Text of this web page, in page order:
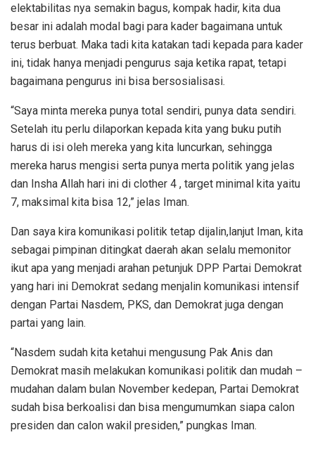
elektabilitas nya semakin bagus, kompak hadir, kita dua
besar ini adalah modal bagi para kader bagaimana untuk
terus berbuat. Maka tadi kita katakan tadi kepada para kader
ini, tidak hanya menjadi pengurus saja ketika rapat, tetapi
bagaimana pengurus ini bisa bersosialisasi.
“Saya minta mereka punya total sendiri, punya data sendiri.
Setelah itu perlu dilaporkan kepada kita yang buku putih
harus di isi oleh mereka yang kita luncurkan, sehingga
mereka harus mengisi serta punya merta politik yang jelas
dan Insha Allah hari ini di clother 4 , target minimal kita yaitu
7, maksimal kita bisa 12,” jelas Iman.
Dan saya kira komunikasi politik tetap dijalin,lanjut Iman, kita
sebagai pimpinan ditingkat daerah akan selalu memonitor
ikut apa yang menjadi arahan petunjuk DPP Partai Demokrat
yang hari ini Demokrat sedang menjalin komunikasi intensif
dengan Partai Nasdem, PKS, dan Demokrat juga dengan
partai yang lain.
“Nasdem sudah kita ketahui mengusung Pak Anis dan
Demokrat masih melakukan komunikasi politik dan mudah –
mudahan dalam bulan November kedepan, Partai Demokrat
sudah bisa berkoalisi dan bisa mengumumkan siapa calon
presiden dan calon wakil presiden,” pungkas Iman.